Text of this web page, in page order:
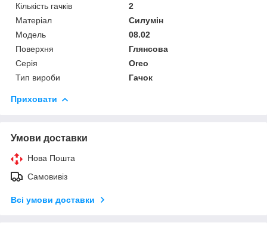
Кількість гачків
2
Матеріал
Силумін
Мoдель
08.02
Поверхня
Глянсова
Серія
Oreo
Тип вироби
Гачок
Приховати
Умови доставки
Нова Пошта
Самовивіз
Всі умови доставки